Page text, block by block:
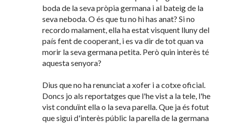
boda de la seva pròpia germana i al bateig de la
seva neboda. O és que tu no hi has anat? Si no
recordo malament, ella ha estat visquent lluny del
país fent de cooperant, i es va dir de tot quan va
morir la seva germana petita. Però quin interès té
aquesta senyora?
Dius que no ha renunciat a xofer i a cotxe oficial.
Doncs jo als reportatges que l'he vist a la tele, l'he
vist conduïnt ella o la seva parella. Que ja és fotut
que sigui d'interès públic la parella de la germana